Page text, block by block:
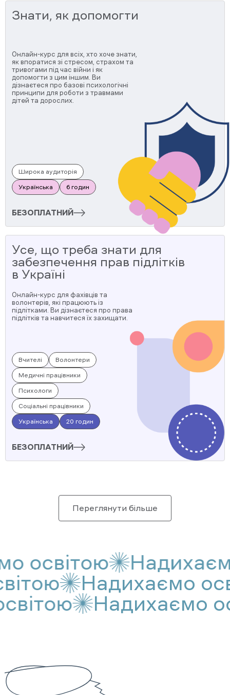
Знати, як допомогти
Онлайн-курс для всіх, хто хоче знати,
як впоратися зі стресом, страхом та
тривогами під час війни і як
допомогти з цим іншим. Ви
дізнаєтеся про базові психологічні
принципи для роботи з травмами
дітей та дорослих.
Широка аудиторія
6 годин
Українська
БЕЗОПЛАТНИЙ
Усе, що треба знати для
забезпечення прав підлітків
в Україні
Онлайн-курс для фахівців та
волонтерів, які працюють із
підлітками. Ви дізнаєтеся про права
підлітків та навчитеся їх захищати.
Волонтери
Вчителі
Медичні працівники
Психологи
Соціальні працівники
20 годин
Українська
БЕЗОПЛАТНИЙ
Переглянути більше
освітою
Надихаємо
Надихаємо